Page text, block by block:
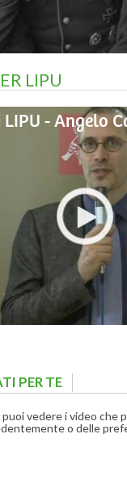
LIPU
- Angelo
PER TE
vedere i video che
o delle